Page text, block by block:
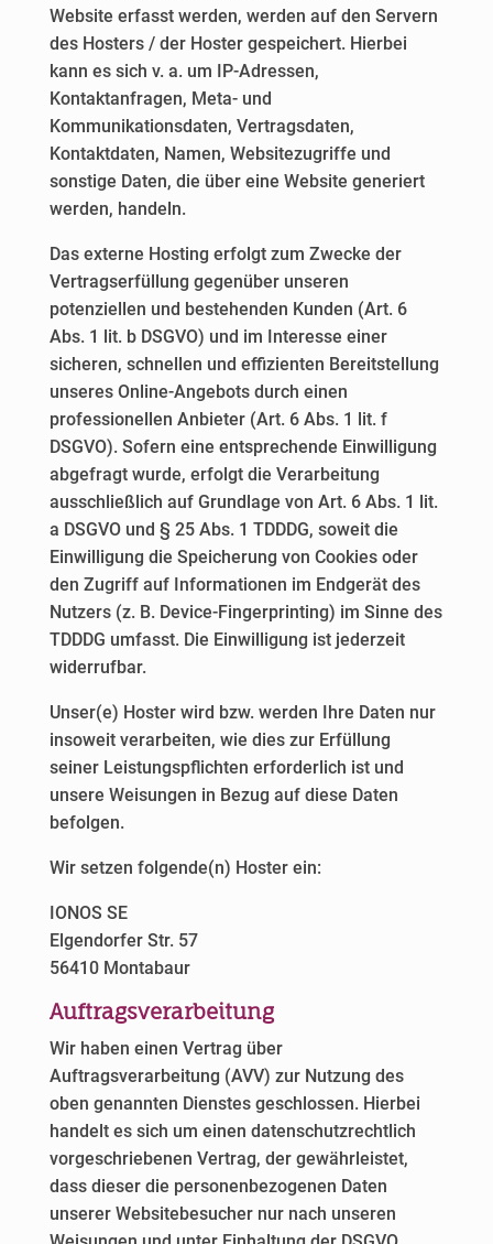
Website erfasst werden, werden auf den Servern
des Hosters / der Hoster gespeichert. Hierbei
kann es sich v. a. um IP-Adressen,
Kontaktanfragen, Meta- und
Kommunikationsdaten, Vertragsdaten,
Kontaktdaten, Namen, Websitezugriffe und
sonstige Daten, die über eine Website generiert
werden, handeln.
Das externe Hosting erfolgt zum Zwecke der
Vertragserfüllung gegenüber unseren
potenziellen und bestehenden Kunden (Art. 6
Abs. 1 lit. b DSGVO) und im Interesse einer
sicheren, schnellen und effizienten Bereitstellung
unseres Online-Angebots durch einen
professionellen Anbieter (Art. 6 Abs. 1 lit. f
DSGVO). Sofern eine entsprechende Einwilligung
abgefragt wurde, erfolgt die Verarbeitung
ausschließlich auf Grundlage von Art. 6 Abs. 1 lit.
a DSGVO und § 25 Abs. 1 TDDDG, soweit die
Einwilligung die Speicherung von Cookies oder
den Zugriff auf Informationen im Endgerät des
Nutzers (z. B. Device-Fingerprinting) im Sinne des
TDDDG umfasst. Die Einwilligung ist jederzeit
widerrufbar.
Unser(e) Hoster wird bzw. werden Ihre Daten nur
insoweit verarbeiten, wie dies zur Erfüllung
seiner Leistungspflichten erforderlich ist und
unsere Weisungen in Bezug auf diese Daten
befolgen.
Wir setzen folgende(n) Hoster ein:
IONOS SE
Elgendorfer Str. 57
56410 Montabaur
Auftragsverarbeitung
Wir haben einen Vertrag über
Auftragsverarbeitung (AVV) zur Nutzung des
oben genannten Dienstes geschlossen. Hierbei
handelt es sich um einen datenschutzrechtlich
vorgeschriebenen Vertrag, der gewährleistet,
dass dieser die personenbezogenen Daten
unserer Websitebesucher nur nach unseren